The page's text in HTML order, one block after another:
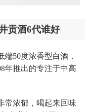
贡酒6代谁好
50度浓香型白酒，
年推出的专注于中高
常浓郁，喝起来回味